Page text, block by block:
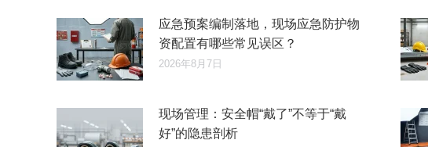
应急预案编制落地，现场应急防护物
资配置有哪些常见误区？
2026年8月7日
现场管理：安全帽“戴了”不等于“戴
好”的隐患剖析